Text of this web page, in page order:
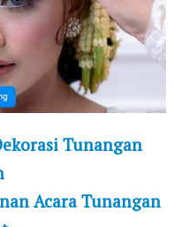
Tunangan
Acara Tunangan